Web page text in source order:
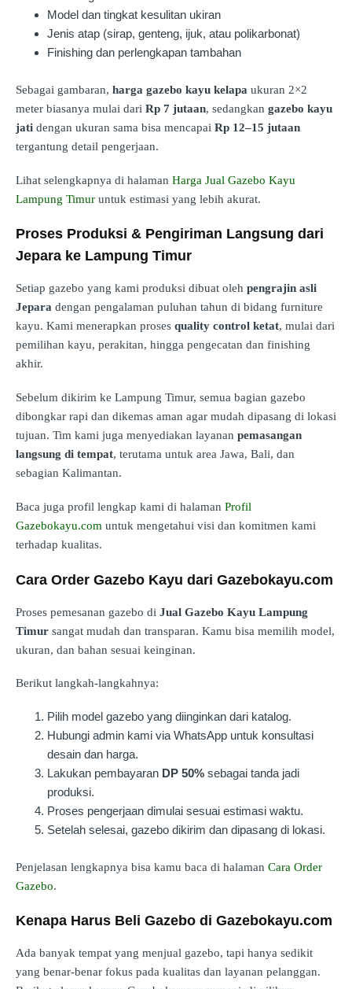
Model dan tingkat kesulitan ukiran
Jenis atap (sirap, genteng, ijuk, atau polikarbonat)
Finishing dan perlengkapan tambahan
Sebagai gambaran, harga gazebo kayu kelapa ukuran 2×2
meter biasanya mulai dari Rp 7 jutaan, sedangkan gazebo kayu
jati dengan ukuran sama bisa mencapai Rp 12–15 jutaan
tergantung detail pengerjaan.
Lihat selengkapnya di halaman Harga Jual Gazebo Kayu
Lampung Timur untuk estimasi yang lebih akurat.
Proses Produksi & Pengiriman Langsung dari
Jepara ke Lampung Timur
Setiap gazebo yang kami produksi dibuat oleh pengrajin asli
Jepara dengan pengalaman puluhan tahun di bidang furniture
kayu. Kami menerapkan proses quality control ketat, mulai dari
pemilihan kayu, perakitan, hingga pengecatan dan finishing
akhir.
Sebelum dikirim ke Lampung Timur, semua bagian gazebo
dibongkar rapi dan dikemas aman agar mudah dipasang di lokasi
tujuan. Tim kami juga menyediakan layanan pemasangan
langsung di tempat, terutama untuk area Jawa, Bali, dan
sebagian Kalimantan.
Baca juga profil lengkap kami di halaman Profil
Gazebokayu.com untuk mengetahui visi dan komitmen kami
terhadap kualitas.
Cara Order Gazebo Kayu dari Gazebokayu.com
Proses pemesanan gazebo di Jual Gazebo Kayu Lampung
Timur sangat mudah dan transparan. Kamu bisa memilih model,
ukuran, dan bahan sesuai keinginan.
Berikut langkah-langkahnya:
Pilih model gazebo yang diinginkan dari katalog.
Hubungi admin kami via WhatsApp untuk konsultasi
desain dan harga.
Lakukan pembayaran DP 50% sebagai tanda jadi
produksi.
Proses pengerjaan dimulai sesuai estimasi waktu.
Setelah selesai, gazebo dikirim dan dipasang di lokasi.
Penjelasan lengkapnya bisa kamu baca di halaman Cara Order
Gazebo.
Kenapa Harus Beli Gazebo di Gazebokayu.com
Ada banyak tempat yang menjual gazebo, tapi hanya sedikit
yang benar-benar fokus pada kualitas dan layanan pelanggan.